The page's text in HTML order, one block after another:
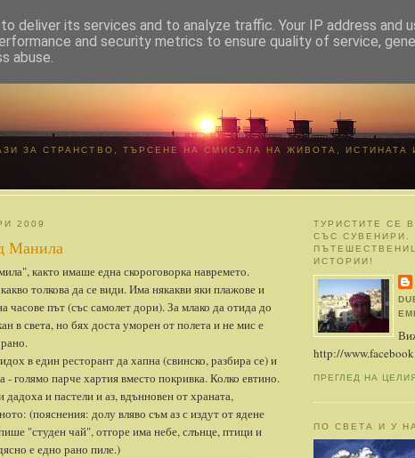
ЗА СТРАНСТВО, ТЪРСЕНЕ НА СМИСЪЛА НА ЖИВОТА, ИСТИНАТА
2009
Манила
както имаше една скороговорка навремето.
толкова да се види. Има някакви яки плажове и
часове път (със самолет дори). За млако да отида до
в света, но бях доста уморен от полета и не мис е
в един ресторант да хапна (свинско, разбира се) и
- голямо парче хартия вместо покривка. Колко евтино.
дадоха и пастели и аз, вдънновен от храната,
(пояснения: долу вляво съм аз с издут от ядене
"студен чай", отгоре има небе, слънце, птици и
е едно рано пиле.)
ТУРИСТИТЕ СЕ
СЪС СУВЕНИРИ.
ИСТОРИИ!
http://
ПРЕГЛЕД НА
ПО СВЕТА И У
deliver its services and to analyze traffic. Your IP address and
and security metrics to ensure quality of service,
abuse.